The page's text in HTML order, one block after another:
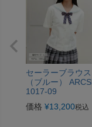
セーラーブラウス
（ブルー）
1017-09
価格 ¥13,200税込